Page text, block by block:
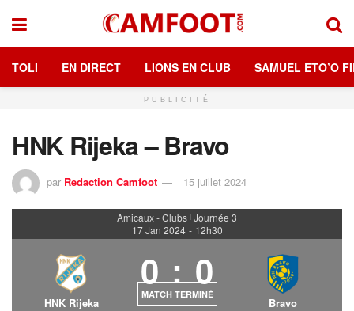
TOLI EN DIRECT LIONS EN CLUB SAMUEL ETO’O
PUBLICITÉ
HNK Rijeka – Bravo
par Redaction Camfoot 15 juillet 2024
Amicaux - Clubs | Journée 3
17 Jan 2024 - 12h30
HNK Rijeka
0 : 0
MATCH TERMINÉ
Bravo